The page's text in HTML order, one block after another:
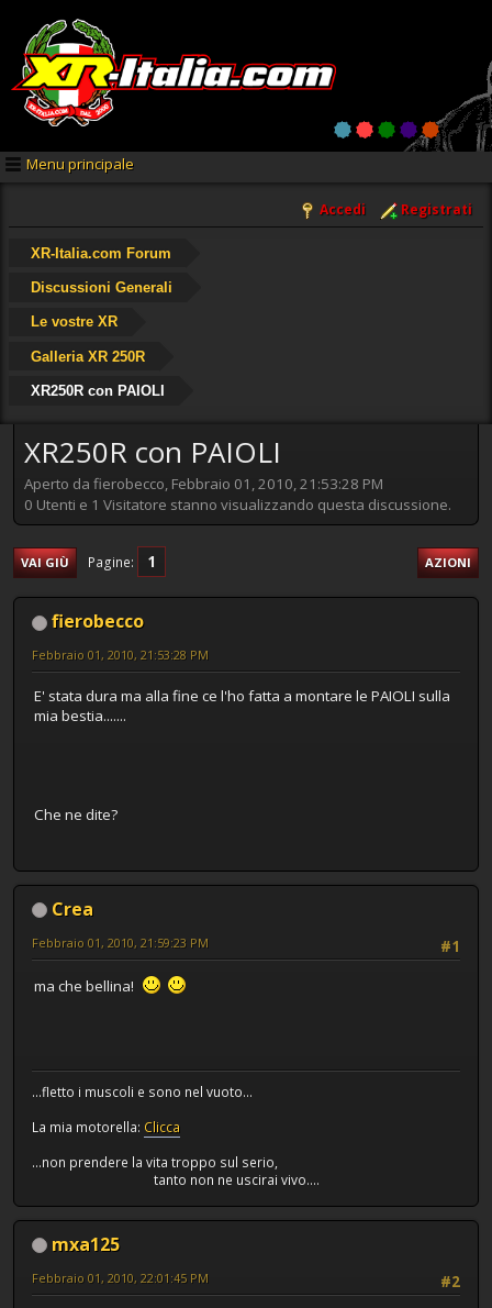
Menu principale
Accedi Registrati
XR-Italia.com Forum
Discussioni Generali
Le vostre XR
Galleria XR 250R
XR250R con PAIOLI
XR250R con PAIOLI
Aperto da fierobecco, Febbraio 01, 2010, 21:53:28 PM
0 Utenti e 1 Visitatore stanno visualizzando questa discussione.
VAI GIÙ Pagine 1 AZIONI
fierobecco
Febbraio 01, 2010, 21:53:28 PM
E' stata dura ma alla fine ce l'ho fatta a montare le PAIOLI sulla
mia bestia.......
Che ne dite?
Crea
#1
Febbraio 01, 2010, 21:59:23 PM
ma che bellina!
...fletto i muscoli e sono nel vuoto...
La mia motorella: Clicca
...non prendere la vita troppo sul serio,
tanto non ne uscirai vivo....
mxa125
#2
Febbraio 01, 2010, 22:01:45 PM